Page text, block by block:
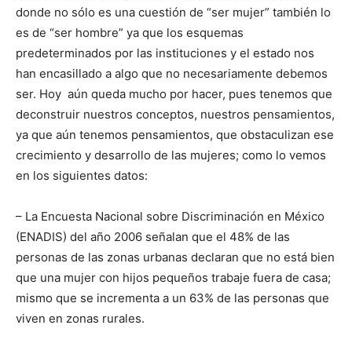
donde no sólo es una cuestión de “ser mujer” también lo
es de “ser hombre” ya que los esquemas
predeterminados por las instituciones y el estado nos
han encasillado a algo que no necesariamente debemos
ser. Hoy aún queda mucho por hacer, pues tenemos que
deconstruir nuestros conceptos, nuestros pensamientos,
ya que aún tenemos pensamientos, que obstaculizan ese
crecimiento y desarrollo de las mujeres; como lo vemos
en los siguientes datos:
– La Encuesta Nacional sobre Discriminación en México
(ENADIS) del año 2006 señalan que el 48% de las
personas de las zonas urbanas declaran que no está bien
que una mujer con hijos pequeños trabaje fuera de casa;
mismo que se incrementa a un 63% de las personas que
viven en zonas rurales.